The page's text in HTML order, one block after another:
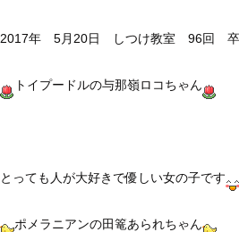
2017年 5月20日 しつけ教室 96回 卒
トイプードルの与那嶺ロコちゃん
とっても人が大好きで優しい女の子です
ポメラニアンの田篭あられちゃん